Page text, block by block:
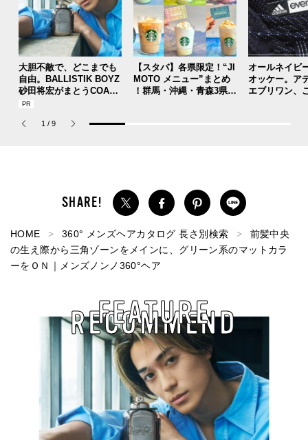
大胆不敵で、どこまでも
自由。BALLISTIK BOYZ
砂田将宏がまとうCOACH
の新作フレグランス「コ
パルファム」
【スタバ】各県限定！“JI
MOTO メニュー”まとめ
！群馬・沖縄・青森3県分
オールネイビ
オッケー。ア
エブリワン、
1 / 9
HOME 360° メンズヘアカタログ 長さ別検索
前髪中央
の生え際から三角ゾーンをメインに、グリーン系のマットカラ
ーをＯＮ｜メンズノンノ360°ヘア
RECOMMEND
FEATURE